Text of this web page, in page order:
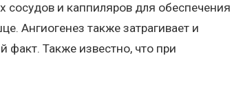
сосудов и каппиляров для обеспечения
Ангиогенез также затрагивает и
Также известно, что при